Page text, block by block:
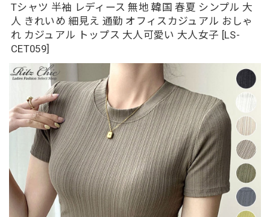
Tシャツ 半袖 レディース 無地 韓国 春夏 シンプル 大
人 きれいめ 細見え 通勤 オフィスカジュアル おしゃ
れ カジュアル トップス 大人可愛い 大人女子 [LS-
CET059]